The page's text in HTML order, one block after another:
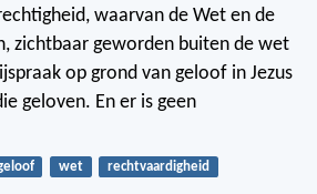
waarvan de Wet en de
zichtbaar geworden buiten de wet
op grond van geloof in Jezus
geloven. En er is geen
wet rechtvaardigheid